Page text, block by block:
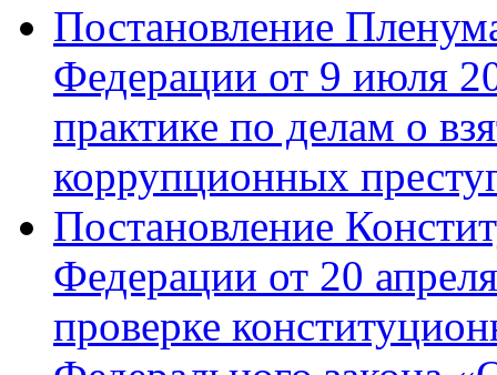
Постановление
Федерации от 9 июля
практике по делам о
коррупционных
Постановление
Федерации от 20
проверке